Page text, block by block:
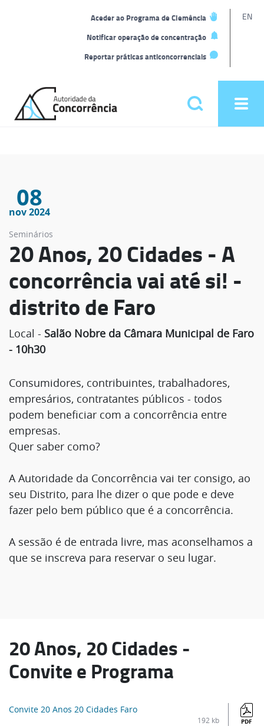
Aceder ao Programa de Clemência
Notificar operação de concentração
Reportar práticas anticoncorrenciais
EN
home
Pesquisar
08
nov 2024
Seminários
20 Anos, 20 Cidades - A
concorrência vai até si! -
distrito de Faro
Local - Salão Nobre da Câmara Municipal de Faro
- 10h30
Consumidores, contribuintes, trabalhadores,
empresários, contratantes públicos - todos
podem beneficiar com a concorrência entre
empresas.
Quer saber como?
A Autoridade da Concorrência vai ter consigo, ao
seu Distrito, para lhe dizer o que pode e deve
fazer pelo bem público que é a concorrência.
A sessão é de entrada livre, mas aconselhamos a
que se inscreva para reservar o seu lugar.
20 Anos, 20 Cidades -
Convite e Programa
Convite 20 Anos 20 Cidades Faro
192 kb PDF